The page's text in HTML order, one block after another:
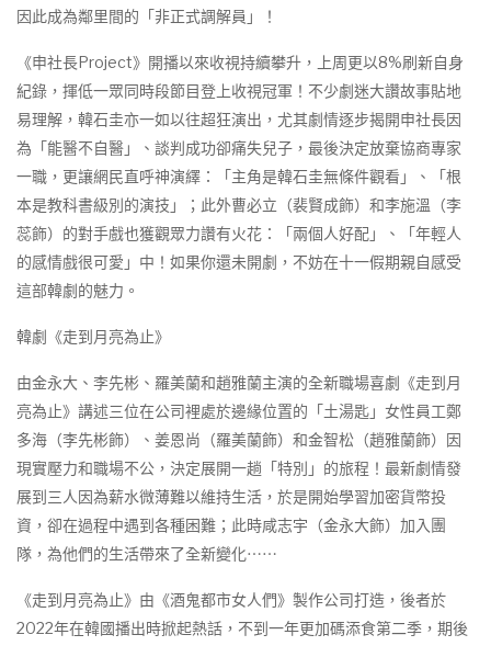
因此成為鄰里間的「非正式調解員」！
《申社長Project》開播以來收視持續攀升，上周更以8%刷新自身
紀錄，揮低一眾同時段節目登上收視冠軍！不少劇迷大讚故事貼地
易理解，韓石圭亦一如以往超狂演出，尤其劇情逐步揭開申社長因
為「能醫不自醫」、談判成功卻痛失兒子，最後決定放棄協商專家
一職，更讓網民直呼神演繹：「主角是韓石圭無條件觀看」、「根
本是教科書級別的演技」；此外曹必立（裴賢成飾）和李施溫（李
蕊飾）的對手戲也獲觀眾力讚有火花：「兩個人好配」、「年輕人
的感情戲很可愛」中！如果你還未開劇，不妨在十一假期親自感受
這部韓劇的魅力。
韓劇《走到月亮為止》
由金永大、李先彬、羅美蘭和趙雅蘭主演的全新職場喜劇《走到月
亮為止》講述三位在公司裡處於邊緣位置的「土湯匙」女性員工鄭
多海（李先彬飾）、姜恩尚（羅美蘭飾）和金智松（趙雅蘭飾）因
現實壓力和職場不公，決定展開一趟「特別」的旅程！最新劇情發
展到三人因為薪水微薄難以維持生活，於是開始學習加密貨幣投
資，卻在過程中遇到各種困難；此時咸志宇（金永大飾）加入團
隊，為他們的生活帶來了全新變化⋯⋯
《走到月亮為止》由《酒鬼都市女人們》製作公司打造，後者於
2022年在韓國播出時掀起熱話，不到一年更加碼添食第二季，期後